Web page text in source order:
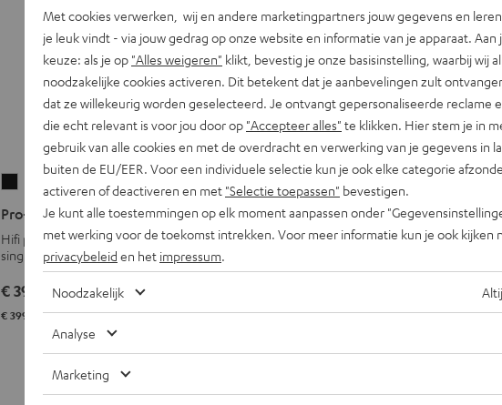
BT
Zwart
Pro-Ject E1 BT
Hifi platenspeler met riemaandrijving, voor lp's en
singles, elektronische 33/45 omschakeling
€ 399, 00
€ 399, AP
TEUFEL SLIPMAT
Praktische slipmat tussen
€ 19,
Met cookies verwerken, wij en andere marketingpartners jouw gegevens en
je leuk vindt - via jouw gedrag op onze website en informatie van je apparaat. Aan
keuze: als je op "Alles weigeren" klikt, bevestig je onze basisinstelling, waarbij wij
noodzakelijke cookies activeren. Dit betekent dat je aanbevelingen zult
dat ze willekeurig worden geselecteerd. Je ontvangt gepersonaliseerde reclame
die echt relevant is voor jou door op "Accepteer alles" te klikken. Hier stem je in
gebruik van alle cookies en met de overdracht en verwerking van je gegevens in
buiten de EU/EER. Voor een individuele selectie kun je ook elke categorie
activeren of deactiveren en met "Selectie toepassen" bevestigen.
Je kunt alle toestemmingen op elk moment aanpassen onder
met werking voor de toekomst intrekken. Voor meer informatie kun je ook kijken
privacybeleid en het impressum
Noodzakelijk
Analyse
Marketing